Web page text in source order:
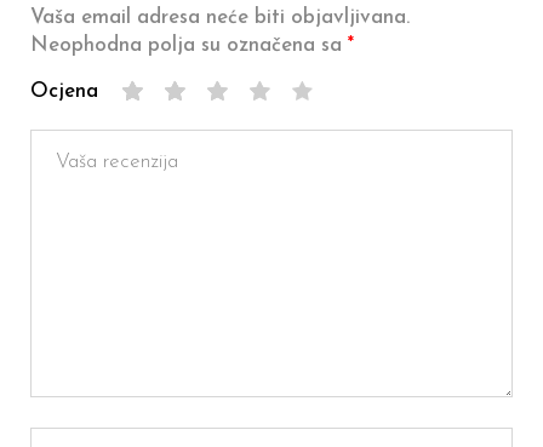
Vaša email adresa neće biti objavljivana.
Neophodna polja su označena sa *
Ocjena